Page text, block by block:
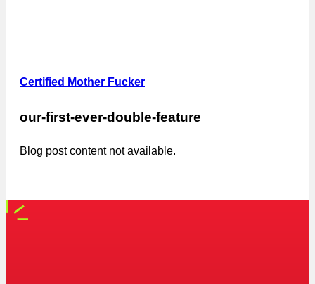
Certified Mother Fucker
our-first-ever-double-feature
Blog post content not available.